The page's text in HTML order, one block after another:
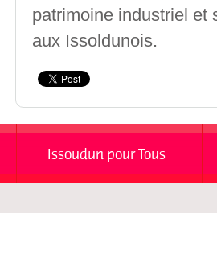
patrimoine industriel et
aux Issoldunois.
Issoudun pour Tous